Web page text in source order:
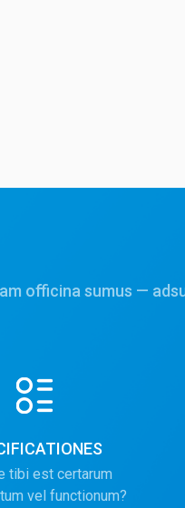
officina sumus —
tibi est certarum
vel functionum?